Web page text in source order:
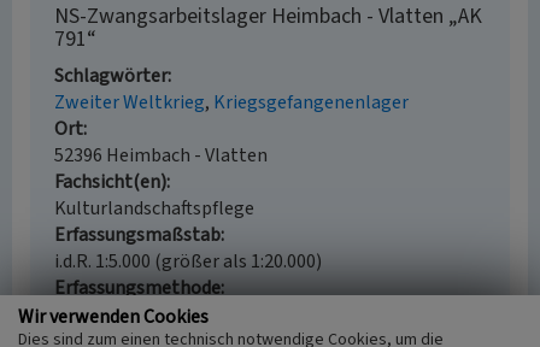
NS-Zwangsarbeitslager Heimbach - Vlatten „AK
791“
Schlagwörter
Zweiter Weltkrieg Kriegsgefangenenlager
Ort
52396 Heimbach - Vlatten
Fachsicht(en)
Kulturlandschaftspflege
Erfassungsmaßstab
i.d.R. 1:5.000 (größer als 1:20.000)
Erfassungsmethode
Literaturauswertung
Historischer Zeitraum
Wir verwenden Cookies
Dies sind zum einen technisch notwendige Cookies, um die